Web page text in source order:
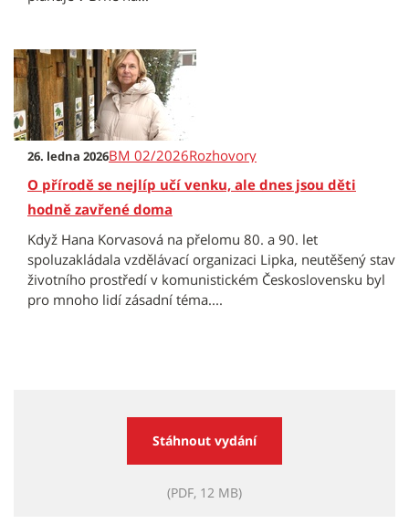
26. ledna 2026BM 02/2026Rozhovory
O přírodě se nejlíp učí venku, ale dnes jsou děti
hodně zavřené doma
Když Hana Korvasová na přelomu 80. a 90. let
spoluzakládala vzdělávací organizaci Lipka, neutěšený stav
životního prostředí v komunistickém Československu byl
pro mnoho lidí zásadní téma....
Stáhnout vydání
(PDF, 12 MB)